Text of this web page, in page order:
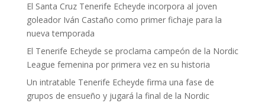
El Santa Cruz Tenerife Echeyde incorpora al joven
goleador Iván Castaño como primer fichaje para la
nueva temporada
El Tenerife Echeyde se proclama campeón de la Nordic
League femenina por primera vez en su historia
Un intratable Tenerife Echeyde firma una fase de
grupos de ensueño y jugará la final de la Nordic